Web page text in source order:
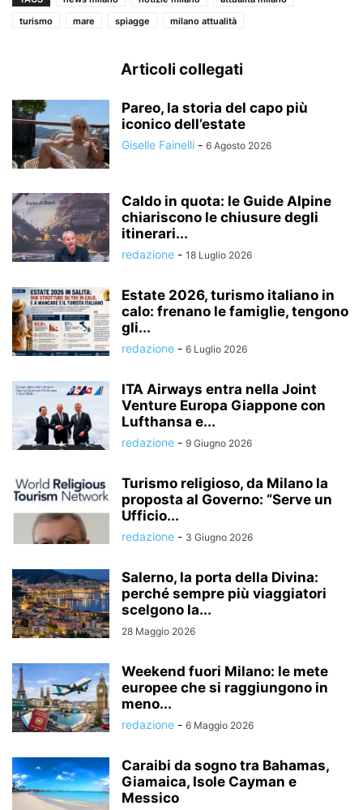
turismo
mare spiagge milano attualità
Articoli collegati
Pareo, la storia del capo più
iconico dell’estate
Giselle Fainelli - 6 Agosto 2026
Caldo in quota: le Guide Alpine
chiariscono le chiusure degli
itinerari...
redazione - 18 Luglio 2026
Estate 2026, turismo italiano in
calo: frenano le famiglie, tengono
gli...
redazione - 6 Luglio 2026
ITA Airways entra nella Joint
Venture Europa Giappone con
Lufthansa e...
redazione - 9 Giugno 2026
Turismo religioso, da Milano la
proposta al Governo: “Serve un
Ufficio...
redazione - 3 Giugno 2026
Salerno, la porta della Divina:
perché sempre più viaggiatori
scelgono la...
28 Maggio 2026
Weekend fuori Milano: le mete
europee che si raggiungono in
meno...
redazione - 6 Maggio 2026
Caraibi da sogno tra Bahamas,
Giamaica, Isole Cayman e
Messico